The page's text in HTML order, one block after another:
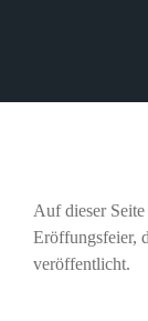
Auf dieser
Eröffungsfeier,
veröffentlicht.